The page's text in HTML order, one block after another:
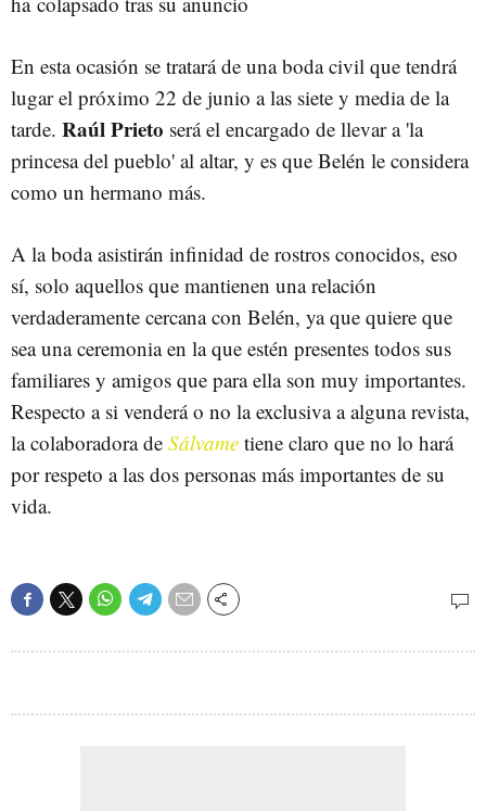
En esta ocasión se tratará de una boda civil que tendrá
lugar el próximo 22 de junio a las siete y media de la
tarde. Raúl Prieto será el encargado de llevar a 'la
princesa del pueblo' al altar, y es que Belén le considera
como un hermano más.
A la boda asistirán infinidad de rostros conocidos, eso
sí, solo aquellos que mantienen una relación
verdaderamente cercana con Belén, ya que quiere que
sea una ceremonia en la que estén presentes todos sus
familiares y amigos que para ella son muy importantes.
Respecto a si venderá o no la exclusiva a alguna revista,
la colaboradora de Sálvame tiene claro que no lo hará
por respeto a las dos personas más importantes de su
vida.